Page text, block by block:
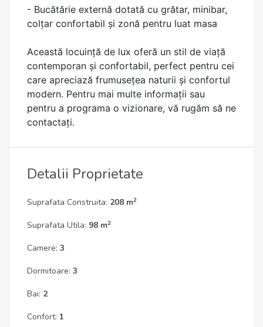
- Bucătărie externă dotată cu grătar, minibar,
colțar confortabil și zonă pentru luat masa
Această locuință de lux oferă un stil de viață
contemporan și confortabil, perfect pentru cei
care apreciază frumusețea naturii și confortul
modern. Pentru mai multe informații sau
pentru a programa o vizionare, vă rugăm să ne
contactați.
Detalii Proprietate
Suprafata Construita: 208 m2
Suprafata Utila: 98 m2
Camere: 3
Dormitoare: 3
Bai: 2
Confort: 1